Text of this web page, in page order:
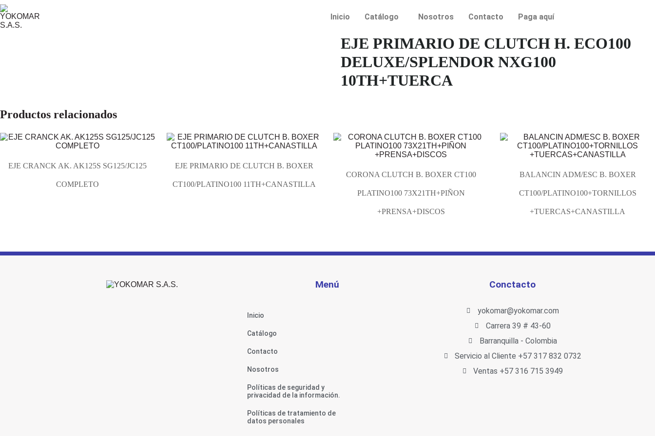
Inicio Catálogo Nosotros Contacto Paga aquí
EJE PRIMARIO DE CLUTCH H. ECO100
DELUXE/SPLENDOR NXG100
10TH+TUERCA
Productos relacionados
EJE CRANCK AK. AK125S SG125/JC125
COMPLETO
EJE PRIMARIO DE CLUTCH B. BOXER
CT100/PLATINO100 11TH+CANASTILLA
CORONA CLUTCH B. BOXER CT100
PLATINO100 73X21TH+PIÑON
+PRENSA+DISCOS
BALANCIN ADM/ESC B. BOXER
CT100/PLATINO100+TORNILLOS
+TUERCAS+CANASTILLA
Menú
Inicio
Catálogo
Contacto
Nosotros
Políticas de seguridad y
privacidad de la información.
Políticas de tratamiento de
datos personales
Conctacto
yokomar@yokomar.com
Carrera 39 # 43-60
Barranquilla - Colombia
Servicio al Cliente +57 317 832 0732
Ventas +57 316 715 3949